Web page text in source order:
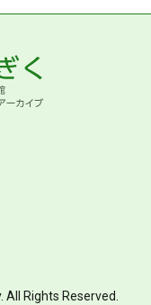
Rights Reserved.